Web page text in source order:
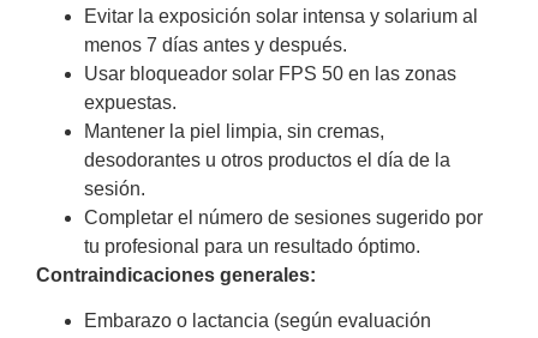
Evitar la exposición solar intensa y solarium al
menos 7 días antes y después.
Usar bloqueador solar FPS 50 en las zonas
expuestas.
Mantener la piel limpia, sin cremas,
desodorantes u otros productos el día de la
sesión.
Completar el número de sesiones sugerido por
tu profesional para un resultado óptimo.
Contraindicaciones generales:
Embarazo o lactancia (según evaluación